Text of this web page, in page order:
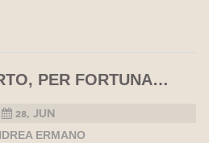
PER FORTUNA…
28, JUN
ERMANO